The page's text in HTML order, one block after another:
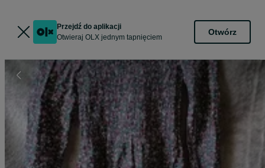
Przejdź do aplikacji
Otwieraj OLX jednym tapnięciem
Otwórz